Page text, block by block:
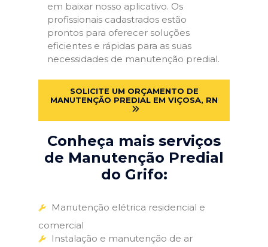
em baixar nosso aplicativo. Os
profissionais cadastrados estão
prontos para oferecer soluções
eficientes e rápidas para as suas
necessidades de manutenção predial.
SOLICITE UM ORÇAMENTO DE
MANUTENÇÃO PREDIAL EM VIÇOSA, RN
Conheça mais serviços
de Manutenção Predial
do Grifo:
Manutenção elétrica residencial e
comercial
Instalação e manutenção de ar